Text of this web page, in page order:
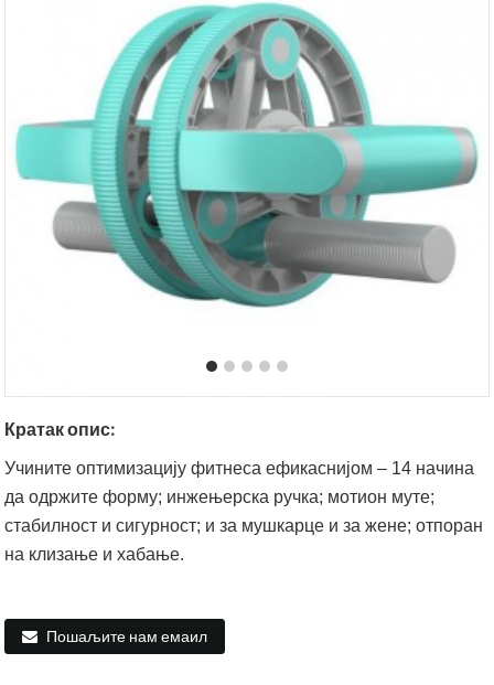
Кратак опис:
Учините оптимизацију фитнеса ефикаснијом – 14 начина
да одржите форму; инжењерска ручка; мотион муте;
стабилност и сигурност; и за мушкарце и за жене; отпоран
на клизање и хабање.
Пошаљите нам емаил